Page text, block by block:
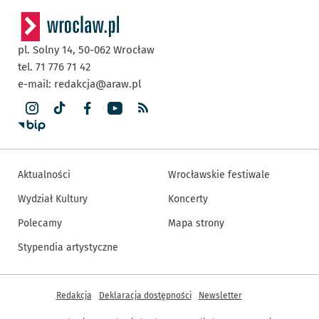
pl. Solny 14, 50-062 Wrocław
tel. 71 776 71 42
e-mail: redakcja@araw.pl
Aktualności
Wydział Kultury
Polecamy
Stypendia artystyczne
Wrocławskie festiwale
Koncerty
Mapa strony
Inne informacje
Redakcja Deklaracja dostępności Newsletter